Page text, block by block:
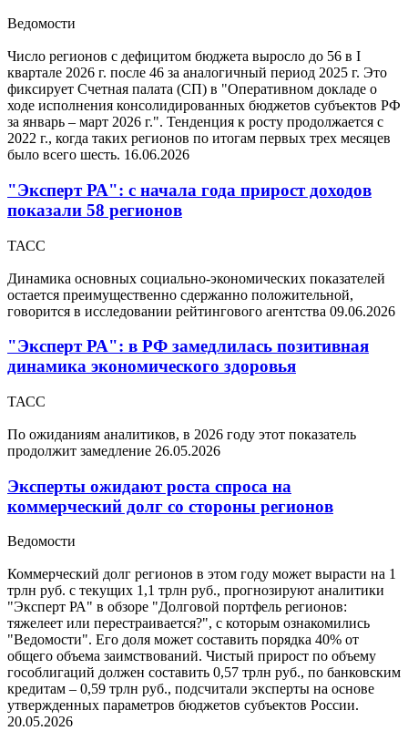
Ведомости
Число регионов с дефицитом бюджета выросло до 56 в I
квартале 2026 г. после 46 за аналогичный период 2025 г. Это
фиксирует Счетная палата (СП) в "Оперативном докладе о
ходе исполнения консолидированных бюджетов субъектов РФ
за январь – март 2026 г.". Тенденция к росту продолжается с
2022 г., когда таких регионов по итогам первых трех месяцев
было всего шесть. 16.06.2026
"Эксперт РА": с начала года прирост доходов
показали 58 регионов
ТАСС
Динамика основных социально-экономических показателей
остается преимущественно сдержанно положительной,
говорится в исследовании рейтингового агентства 09.06.2026
"Эксперт РА": в РФ замедлилась позитивная
динамика экономического здоровья
ТАСС
По ожиданиям аналитиков, в 2026 году этот показатель
продолжит замедление 26.05.2026
Эксперты ожидают роста спроса на
коммерческий долг со стороны регионов
Ведомости
Коммерческий долг регионов в этом году может вырасти на 1
трлн руб. с текущих 1,1 трлн руб., прогнозируют аналитики
"Эксперт РА" в обзоре "Долговой портфель регионов:
тяжелеет или перестраивается?", с которым ознакомились
"Ведомости". Его доля может составить порядка 40% от
общего объема заимствований. Чистый прирост по объему
гособлигаций должен составить 0,57 трлн руб., по банковским
кредитам – 0,59 трлн руб., подсчитали эксперты на основе
утвержденных параметров бюджетов субъектов России.
20.05.2026